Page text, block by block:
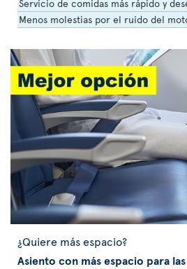
Servicio de comidas más rápido y
Menos molestias por el ruido del
¿Quiere más espacio?
Asiento con más espacio para